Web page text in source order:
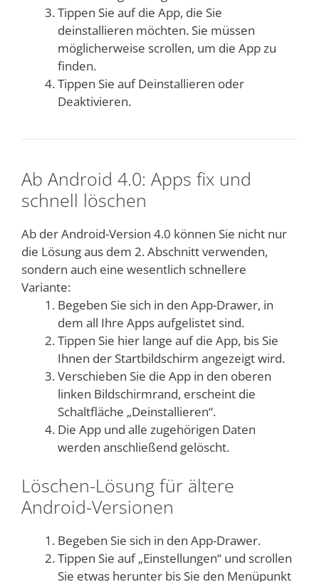
Tippen Sie auf die App, die Sie
deinstallieren möchten. Sie müssen
möglicherweise scrollen, um die App zu
finden.
Tippen Sie auf Deinstallieren oder
Deaktivieren.
Ab Android 4.0: Apps fix und
schnell löschen
Ab der Android-Version 4.0 können Sie nicht nur
die Lösung aus dem 2. Abschnitt verwenden,
sondern auch eine wesentlich schnellere
Variante:
Begeben Sie sich in den App-Drawer, in
dem all Ihre Apps aufgelistet sind.
Tippen Sie hier lange auf die App, bis Sie
Ihnen der Startbildschirm angezeigt wird.
Verschieben Sie die App in den oberen
linken Bildschirmrand, erscheint die
Schaltfläche „Deinstallieren“.
Die App und alle zugehörigen Daten
werden anschließend gelöscht.
Löschen-Lösung für ältere
Android-Versionen
Begeben Sie sich in den App-Drawer.
Tippen Sie auf „Einstellungen“ und scrollen
Sie etwas herunter bis Sie den Menüpunkt